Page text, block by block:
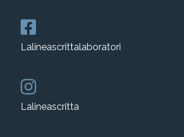
Lalineascrittalaboratori
Lalineascritta